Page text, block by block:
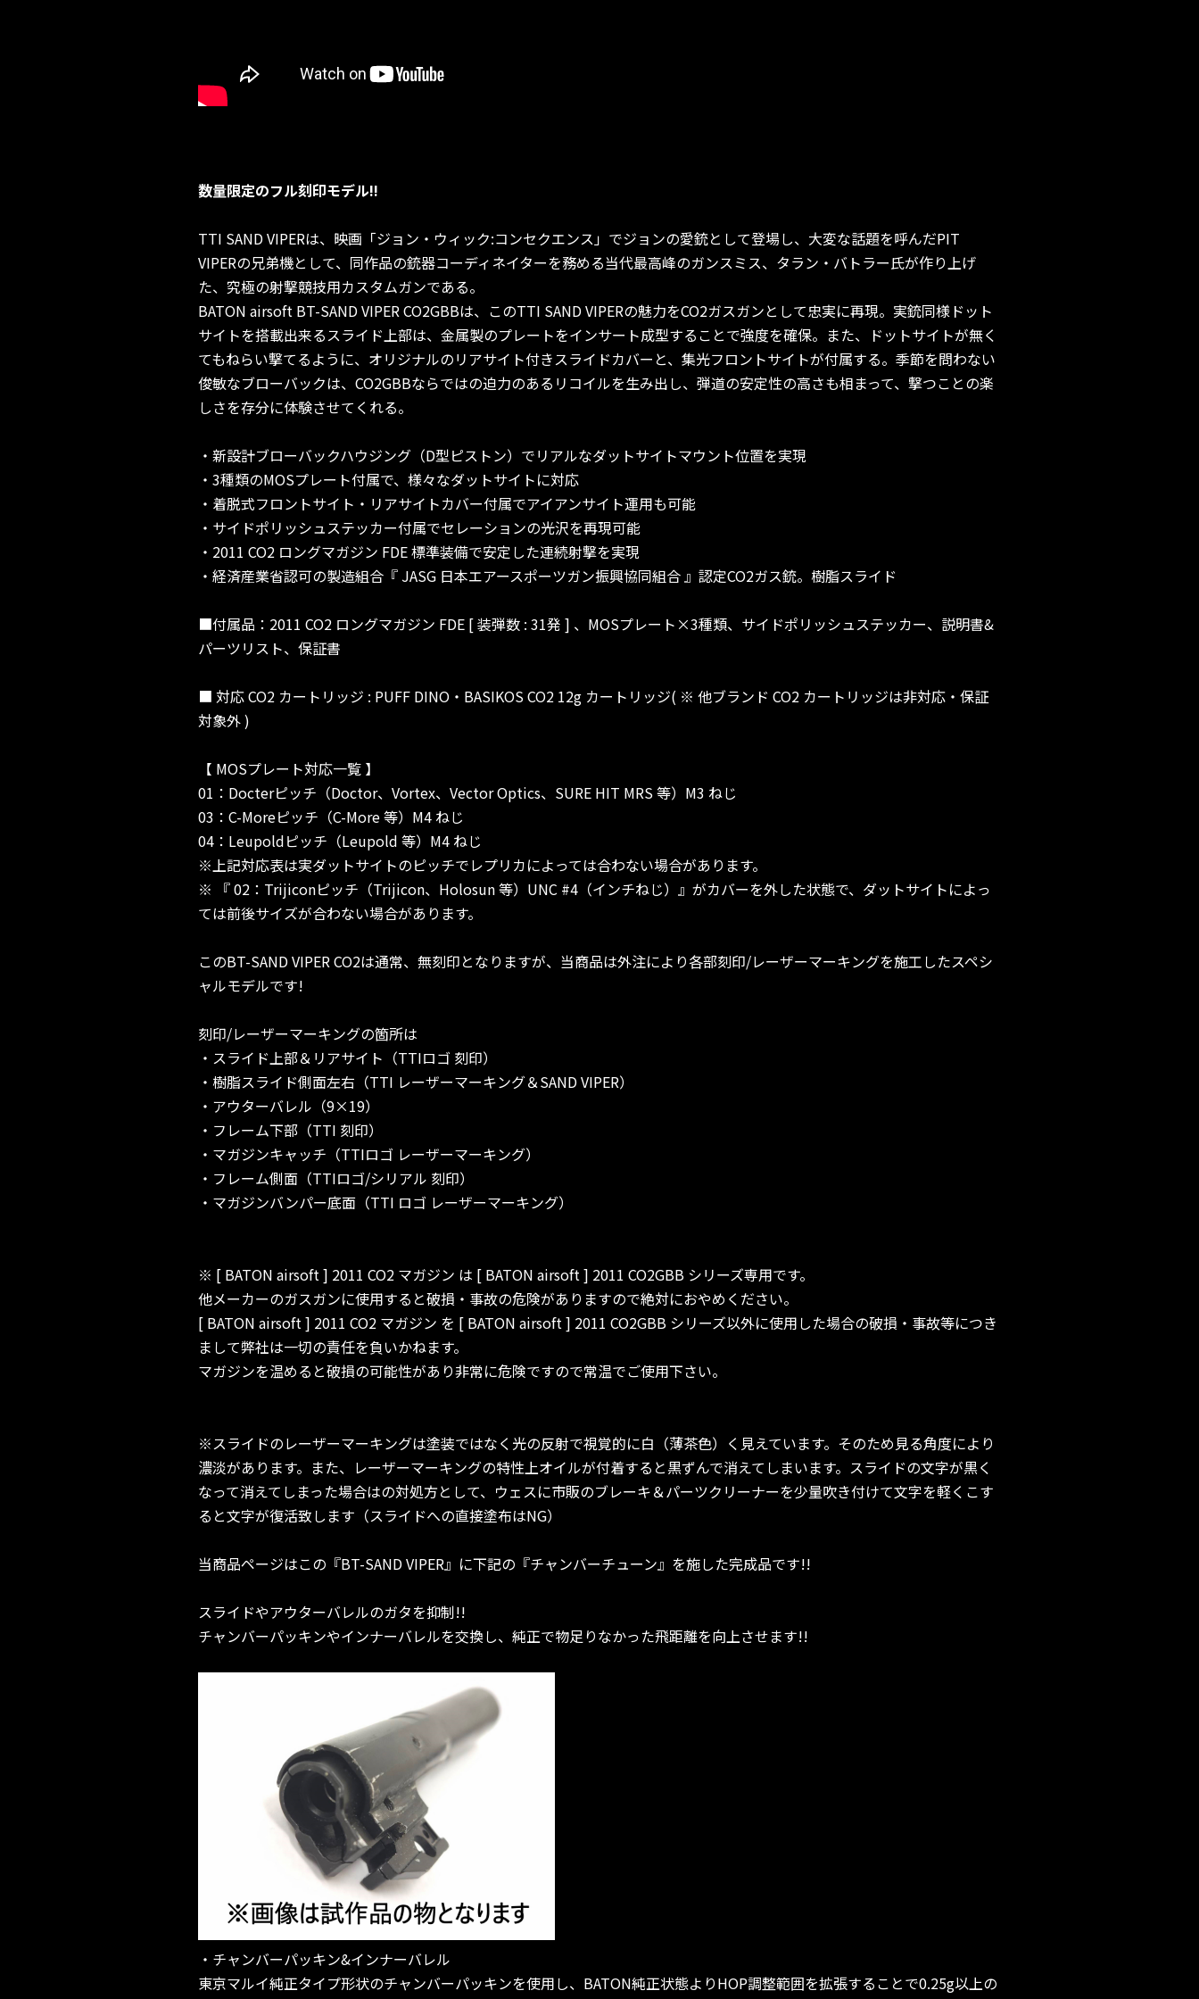
数量限定のフル刻印モデル!!
TTI SAND VIPERは、映画「ジョン・ウィック:コンセクエンス」でジョンの愛銃として登場し、大変な話題を呼んだPIT
VIPERの兄弟機として、同作品の銃器コーディネイターを務める当代最高峰のガンスミス、タラン・バトラー氏が作り上げ
た、究極の射撃競技用カスタムガンである。
BATON airsoft BT-SAND VIPER CO2GBBは、このTTI SAND VIPERの魅力をCO2ガスガンとして忠実に再現。実銃同様ドット
サイトを搭載出来るスライド上部は、金属製のプレートをインサート成型することで強度を確保。また、ドットサイトが無く
てもねらい撃てるように、オリジナルのリアサイト付きスライドカバーと、集光フロントサイトが付属する。季節を問わない
俊敏なブローバックは、CO2GBBならではの迫力のあるリコイルを生み出し、弾道の安定性の高さも相まって、撃つことの楽
しさを存分に体験させてくれる。
・新設計ブローバックハウジング（D型ピストン）でリアルなダットサイトマウント位置を実現
・3種類のMOSプレート付属で、様々なダットサイトに対応
・着脱式フロントサイト・リアサイトカバー付属でアイアンサイト運用も可能
・サイドポリッシュステッカー付属でセレーションの光沢を再現可能
・2011 CO2 ロングマガジン FDE 標準装備で安定した連続射撃を実現
・経済産業省認可の製造組合『 JASG 日本エアースポーツガン振興協同組合 』認定CO2ガス銃。樹脂スライド
■付属品：2011 CO2 ロングマガジン FDE [ 装弾数 : 31発 ] 、MOSプレート×3種類、サイドポリッシュステッカー、説明書&
パーツリスト、保証書
■ 対応 CO2 カートリッジ : PUFF DINO・BASIKOS CO2 12g カートリッジ( ※ 他ブランド CO2 カートリッジは非対応・保証
対象外 )
【 MOSプレート対応一覧 】
01：Docterピッチ（Doctor、Vortex、Vector Optics、SURE HIT MRS 等）M3 ねじ
03：C-Moreピッチ（C-More 等）M4 ねじ
04：Leupoldピッチ（Leupold 等）M4 ねじ
※上記対応表は実ダットサイトのピッチでレプリカによっては合わない場合があります。
※ 『 02：Trijiconピッチ（Trijicon、Holosun 等）UNC #4（インチねじ）』がカバーを外した状態で、ダットサイトによっ
ては前後サイズが合わない場合があります。
このBT-SAND VIPER CO2は通常、無刻印となりますが、当商品は外注により各部刻印/レーザーマーキングを施工したスペシ
ャルモデルです!
刻印/レーザーマーキングの箇所は
・スライド上部＆リアサイト（TTIロゴ 刻印）
・樹脂スライド側面左右（TTI レーザーマーキング＆SAND VIPER）
・アウターバレル（9×19）
・フレーム下部（TTI 刻印）
・マガジンキャッチ（TTIロゴ レーザーマーキング）
・フレーム側面（TTIロゴ/シリアル 刻印）
・マガジンバンパー底面（TTI ロゴ レーザーマーキング）
※ [ BATON airsoft ] 2011 CO2 マガジン は [ BATON airsoft ] 2011 CO2GBB シリーズ専用です。
他メーカーのガスガンに使用すると破損・事故の危険がありますので絶対におやめください。
[ BATON airsoft ] 2011 CO2 マガジン を [ BATON airsoft ] 2011 CO2GBB シリーズ以外に使用した場合の破損・事故等につき
まして弊社は一切の責任を負いかねます。
マガジンを温めると破損の可能性があり非常に危険ですので常温でご使用下さい。
※スライドのレーザーマーキングは塗装ではなく光の反射で視覚的に白（薄茶色）く見えています。そのため見る角度により
濃淡があります。また、レーザーマーキングの特性上オイルが付着すると黒ずんで消えてしまいます。スライドの文字が黒く
なって消えてしまった場合はの対処方として、ウェスに市販のブレーキ＆パーツクリーナーを少量吹き付けて文字を軽くこす
ると文字が復活致します（スライドへの直接塗布はNG）
当商品ページはこの『BT-SAND VIPER』に下記の『チャンバーチューン』を施した完成品です!!
スライドやアウターバレルのガタを抑制!!
チャンバーパッキンやインナーバレルを交換し、純正で物足りなかった飛距離を向上させます!!
・チャンバーパッキン&インナーバレル
東京マルイ純正タイプ形状のチャンバーパッキンを使用し、BATON純正状態よりHOP調整範囲を拡張することで0.25g以上の